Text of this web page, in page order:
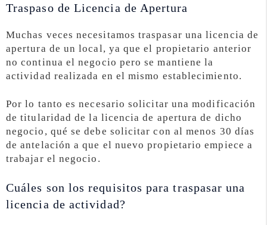
Traspaso de Licencia de Apertura
Muchas veces necesitamos traspasar una licencia de
apertura de un local, ya que el propietario anterior
no continua el negocio pero se mantiene la
actividad realizada en el mismo establecimiento.
Por lo tanto es necesario solicitar una modificación
de titularidad de la licencia de apertura de dicho
negocio, qué se debe solicitar con al menos 30 días
de antelación a que el nuevo propietario empiece a
trabajar el negocio.
Cuáles son los requisitos para traspasar una
licencia de actividad?